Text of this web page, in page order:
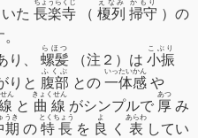
た 長楽寺
ちょうらくじ
（ 榎列
えなみ
掃守
かもり
）の
り、 螺髪
らほつ
（注２）は 小振
こぶり
りと 腹部
ふくぶ
との 一体感
いったいかん
や
ん
と 曲線
きょくせん
がシンプルで 厚
あつ
み
期
うき
の 特長
とくちょう
を 良
よ
く 表
あらわ
してい